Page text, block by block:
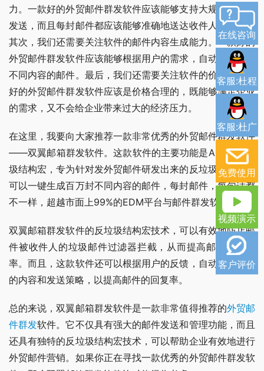
力。一款好的外贸邮件群发软件应该能够支持大规模的邮件
发送，而且每封邮件都应该能够准确地送达收件人的邮箱。
其次，我们还需要关注软件的邮件内容生成能力。一款好的
外贸邮件群发软件应该能够根据用户的需求，自动生成各种
不同内容的邮件。最后，我们还需要关注软件的价格。一款
好的外贸邮件群发软件应该是价格合理的，既能够满足企业
的需求，又不会给企业带来过大的经济压力。
在这里，我要向大家推荐一款非常优秀的外贸邮件群发软件
——双翼邮箱群发软件。这款软件的主要功能是AI独创反垃
圾结构宏，专为针对发外贸邮件研发出来的反垃圾策略。它
可以一键生成百万封不同内容的邮件，每封邮件，每句话都
不一样，超越市面上99%的EDM平台与邮件群发软件。
双翼邮箱群发软件的反垃圾结构宏技术，可以有效地防止邮
件被收件人的垃圾邮件过滤器拦截，从而提高邮件的打开
率。而且，这款软件还可以根据用户的反馈，自动调整邮件
的内容和发送策略，以提高邮件的回复率。
总的来说，双翼邮箱群发软件是一款非常值得推荐的外贸邮
件群发软件。它不仅具有强大的邮件发送和管理功能，而且
还具有独特的反垃圾结构宏技术，可以帮助企业有效地进行
外贸邮件营销。如果你正在寻找一款优秀的外贸邮件群发软
在线咨询
客服:杜程
客服:杜广
免费使用
视频演示
客户评价